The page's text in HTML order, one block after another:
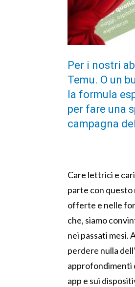
Per i nostri
Temu. O un
la formula
per fare una
campagna
Care lettrici e
parte con questo
offerte e nelle
che, siamo
nei passati mesi.
perdere nulla
approfondimenti
app e sui